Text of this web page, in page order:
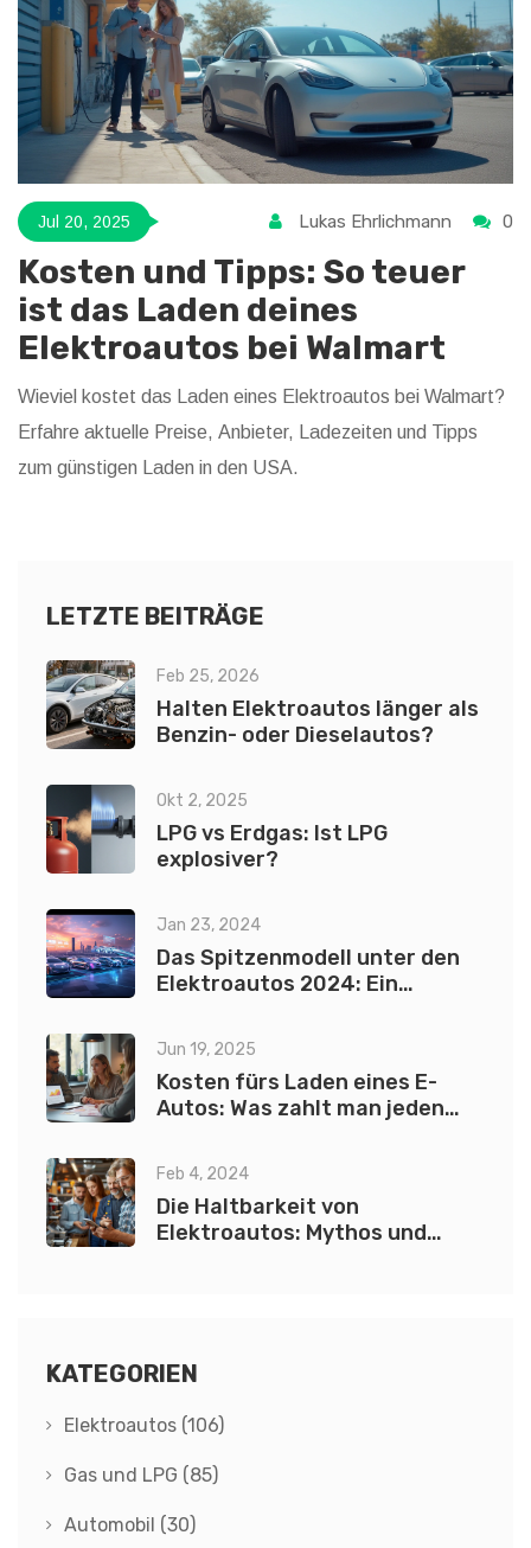
Jul 20, 2025 Lukas Ehrlichmann 0
Kosten und Tipps: So teuer
ist das Laden deines
Elektroautos bei Walmart
Wieviel kostet das Laden eines Elektroautos bei Walmart?
Erfahre aktuelle Preise, Anbieter, Ladezeiten und Tipps
zum günstigen Laden in den USA.
LETZTE BEITRÄGE
Feb 25, 2026
Halten Elektroautos länger als
Benzin- oder Dieselautos?
Okt 2, 2025
LPG vs Erdgas: Ist LPG
explosiver?
Jan 23, 2024
Das Spitzenmodell unter den
Elektroautos 2024: Ein
Jun 19, 2025
Kosten fürs Laden eines E-
Autos: Was zahlt man jeden
Feb 4, 2024
Die Haltbarkeit von
Elektroautos: Mythos und
KATEGORIEN
Elektroautos (106)
Gas und LPG (85)
Automobil (30)